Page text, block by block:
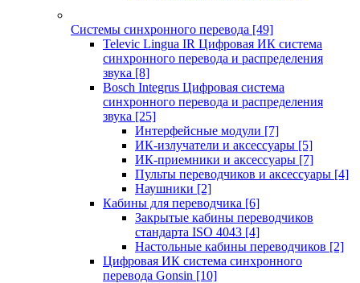
Системы синхронного перевода [49]
Televic Lingua IR Цифровая ИК система
синхронного перевода и распределения
звука [8]
Bosch Integrus Цифровая система
синхронного перевода и распределения
звука [25]
Интерфейсные модули [7]
ИК-излучатели и аксессуары [5]
ИК-приемники и аксессуары [7]
Пульты переводчиков и аксессуары [4]
Наушники [2]
Кабины для переводчика [6]
Закрытые кабины переводчиков
стандарта ISO 4043 [4]
Настольные кабины переводчиков [2]
Цифровая ИК система синхронного
перевода Gonsin [10]